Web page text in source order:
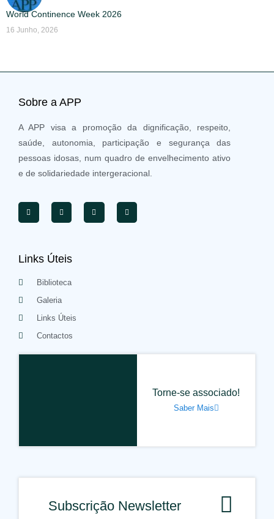
World Continence Week 2026
16 Junho, 2026
Sobre a APP
A APP visa a promoção da dignificação, respeito,
saúde, autonomia, participação e segurança das
pessoas idosas, num quadro de envelhecimento ativo
e de solidariedade intergeracional.
Links Úteis
Biblioteca
Galeria
Links Úteis
Contactos
Torne-se associado!
Saber Mais
Subscrição Newsletter